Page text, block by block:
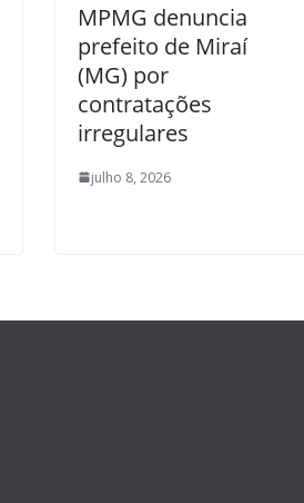
MPMG denuncia
prefeito de Miraí
(MG) por
contratações
irregulares
julho 8, 2026